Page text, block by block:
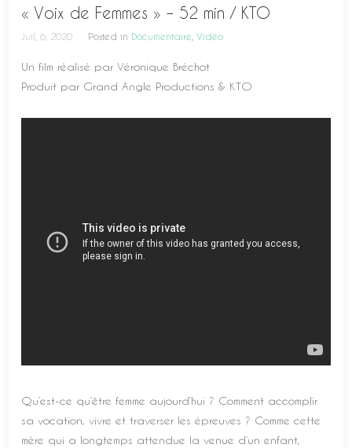
« Voix de Femmes » – 52 min / KTO
Juil, 6, 2020 Posted in Documentaire ,Vidéo
Un film réalisé par Véronique Bréchot
Produit par Grand Angle Productions & KTO
Qu’est-ce qu’être femme aujourd’hui ? Comment accomplir
sa vocation, vivre et traverser les épreuves ? Comme cette
mère qui a longtemps attendue la venue d’un enfant,